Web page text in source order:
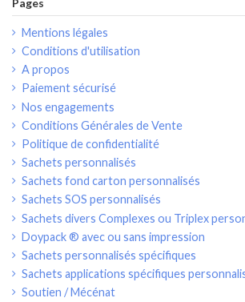
Mentions légales
Conditions d'utilisation
A propos
Paiement sécurisé
Nos engagements
Conditions Générales de Vente
Politique de confidentialité
Sachets personnalisés
Sachets fond carton personnalisés
Sachets SOS personnalisés
Sachets divers Complexes ou Triplex
Doypack ® avec ou sans impression
Sachets personnalisés spécifiques
Sachets applications spécifiques
Soutien / Mécénat